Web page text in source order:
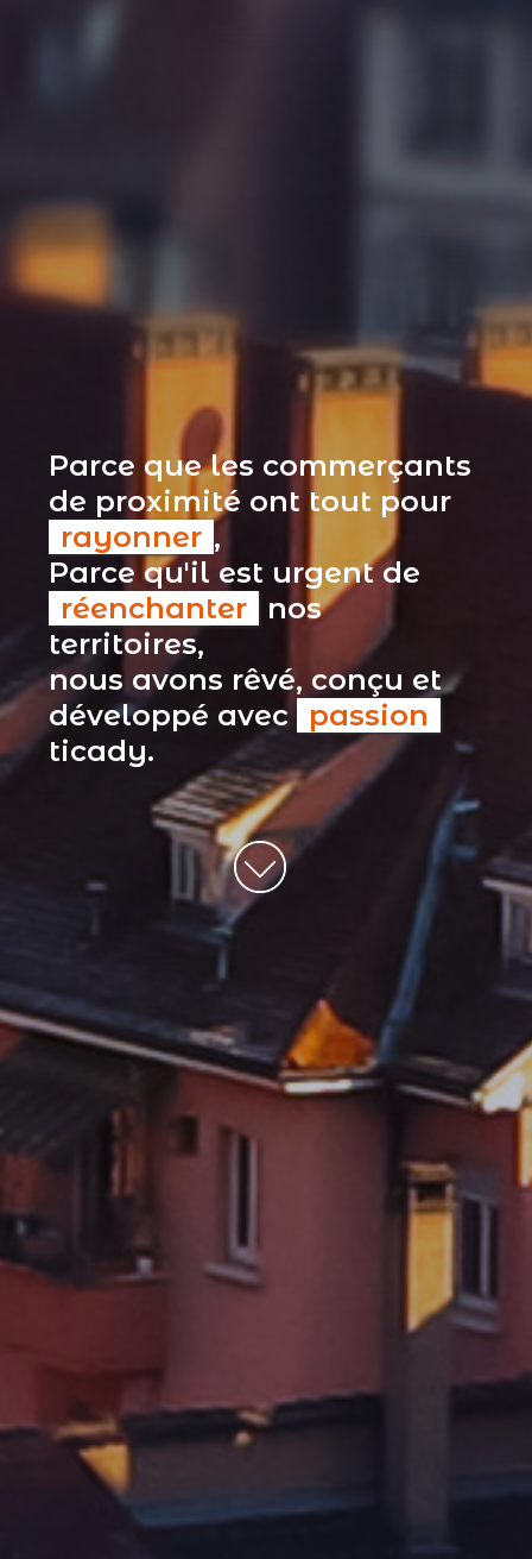
Parce que les commerçants
de proximité ont tout pour
rayonner ,
Parce qu'il est urgent de
réenchanter
nos
territoires,
nous avons rêvé, conçu et
développé avec passion
ticady.